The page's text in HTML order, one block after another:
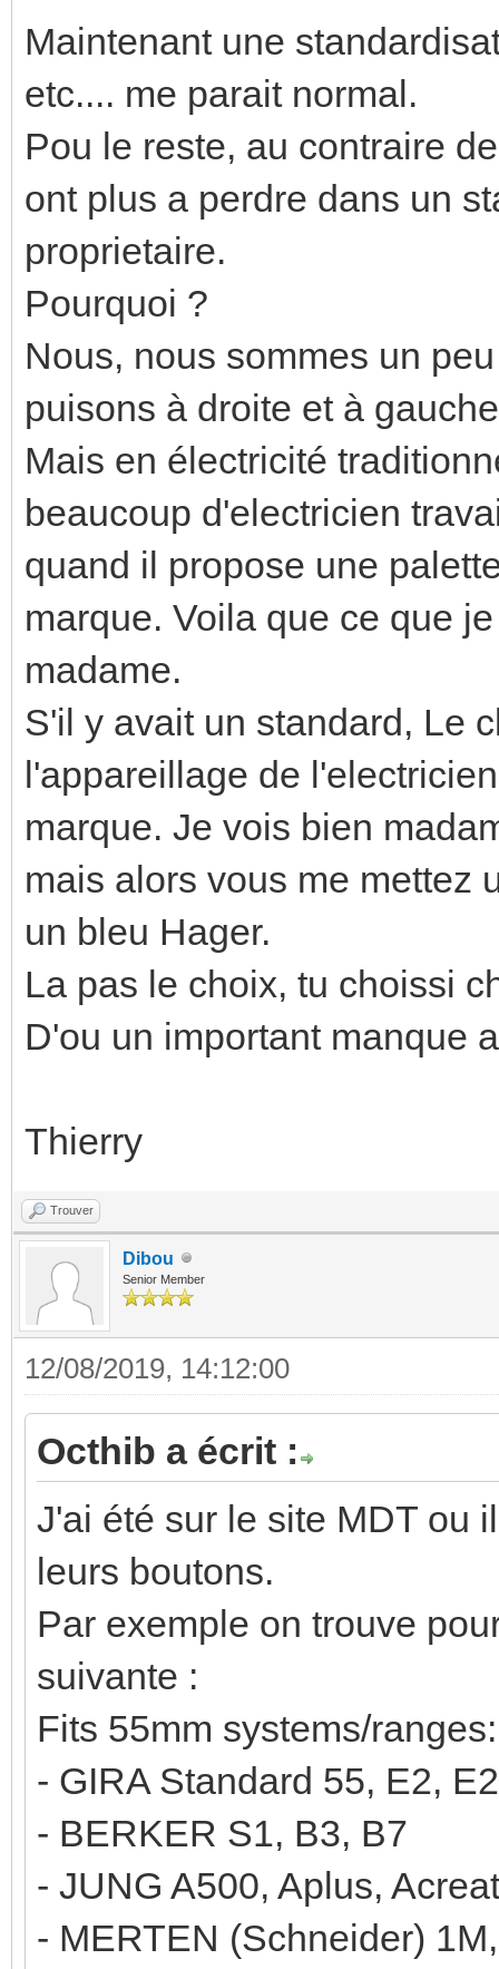
Maintenant une
etc.... me parait normal.
Pou le reste, au contraire
ont plus a perdre dans un
proprietaire.
Pourquoi ?
Nous, nous sommes un
puisons à droite et à
Mais en électricité
beaucoup d'electricien
quand il propose une
marque. Voila que ce que
madame.
S'il y avait un standard, Le
l'appareillage de
marque. Je vois bien
mais alors vous me mettez
un bleu Hager.
La pas le choix, tu choissi
D'ou un important manque
Thierry
Trouver
Dibou
Senior Member
12/08/2019, 14:12:00
Octhib a écrit :
J'ai été sur le site MDT ou
leurs boutons.
Par exemple on trouve
suivante :
Fits 55mm systems/ranges:
- GIRA Standard 55, E2,
- BERKER S1, B3, B7
- JUNG A500, Aplus,
- MERTEN (Schneider)